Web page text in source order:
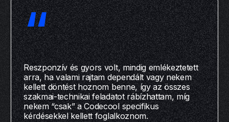
“
Reszponzív és gyors volt, mindig emlékeztetett
arra, ha valami rajtam dependált vagy nekem
kellett döntést hoznom benne, így az összes
szakmai-technikai feladatot rábízhattam, míg
nekem “csak” a Codecool specifikus
kérdésekkel kellett foglalkoznom.